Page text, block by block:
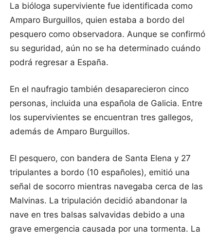
La bióloga superviviente fue identificada como
Amparo Burguillos, quien estaba a bordo del
pesquero como observadora. Aunque se confirmó
su seguridad, aún no se ha determinado cuándo
podrá regresar a España.
En el naufragio también desaparecieron cinco
personas, incluida una española de Galicia. Entre
los supervivientes se encuentran tres gallegos,
además de Amparo Burguillos.
El pesquero, con bandera de Santa Elena y 27
tripulantes a bordo (10 españoles), emitió una
señal de socorro mientras navegaba cerca de las
Malvinas. La tripulación decidió abandonar la
nave en tres balsas salvavidas debido a una
grave emergencia causada por una tormenta. La